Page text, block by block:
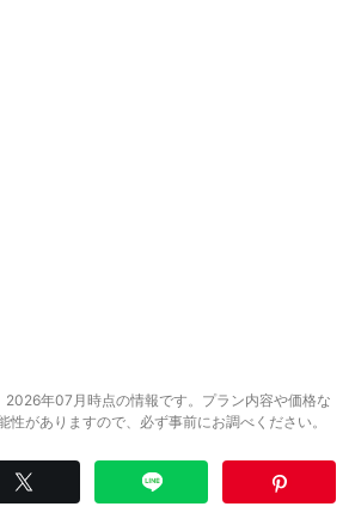
年07月時点の情報です。プラン内容や価格な
性がありますので、必ず事前にお調べください。